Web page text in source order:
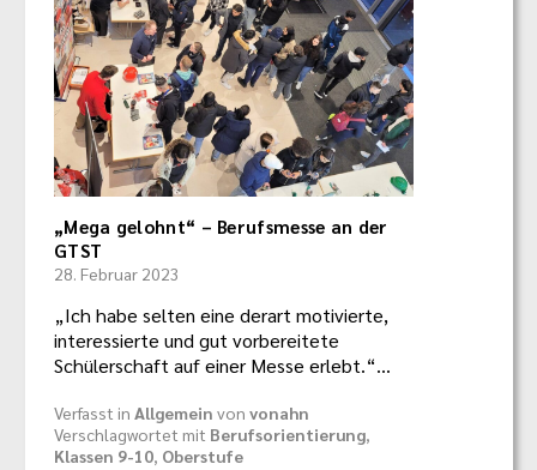
„Mega gelohnt“ – Berufsmesse an der
GTST
28. Februar 2023
„Ich habe selten eine derart motivierte,
interessierte und gut vorbereitete
Schülerschaft auf einer Messe erlebt.“…
Verfasst in Allgemein von vonahn
Verschlagwortet mit Berufsorientierung
Klassen 9-10 Oberstufe